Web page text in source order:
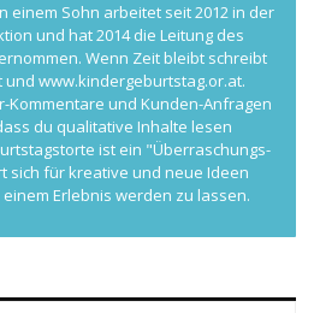
einem Sohn arbeitet seit 2012 in der
und hat 2014 die Leitung des
Wenn Zeit bleibt schreibt
www.kindergeburtstag.or.at.
Kommentare und Kunden-Anfragen
du qualitative Inhalte lesen
ist ein "Überraschungs-
sich für kreative und neue Ideen
Erlebnis werden zu lassen.